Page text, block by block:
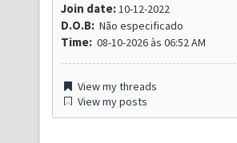
Join date:10-12-2022
D.O.B: Não especificado
Time: 08-10-2026 às 06:52 AM
View my threads
View my posts